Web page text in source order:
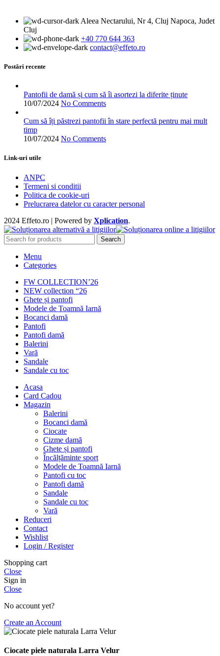
multe
Opțiunile
pot
produsului.
Aleea Nectarului, Nr 4, Cluj Napoca, Judet
Cluj
+40 770 644 363
contact@effeto.ro
Postări recente
Pantofii de damă și cum să îi asortezi la diferite ținute
10/07/2024 No Comments
Cum să îți păstrezi pantofii în stare perfectă pentru mai mult
timp
10/07/2024 No Comments
Link-uri utile
ANPC
Termeni si conditii
Politica de cookie-uri
Prelucrarea datelor cu caracter personal
2024 Effeto.ro | Powered by Xplication.
Search
Menu
Categories
FW COLLECTION’26
NEW collection “26
Ghete și pantofi
Modele de Toamnă Iarnă
Bocanci damă
Pantofi
Pantofi damă
Balerini
Vară
Sandale
Sandale cu toc
Acasa
Card Cadou
Magazin
Balerini
Bocanci damă
Ciocate
Cizme damă
Ghete și pantofi
Încălțăminte sport
Modele de Toamnă Iarnă
Pantofi cu toc
Pantofi damă
Sandale
Sandale cu toc
Vară
Reduceri
Contact
Wishlist
Login / Register
Shopping cart
Close
Sign in
Close
No account yet?
Create an Account
Ciocate piele naturala Larra Velur